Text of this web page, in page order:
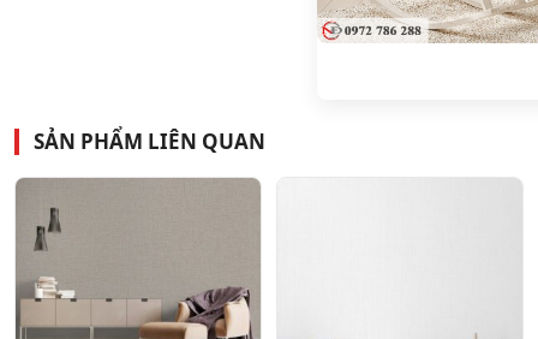
SẢN PHẨM LIÊN QUAN